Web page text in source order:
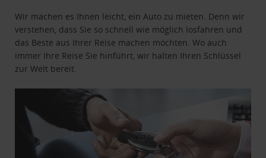
Wir machen es Ihnen leicht, ein Auto zu mieten. Denn wir
verstehen, dass Sie so schnell wie möglich losfahren und
das Beste aus Ihrer Reise machen möchten. Wo auch
immer Ihre Reise Sie hinführt, wir halten Ihren Schlüssel
zur Welt bereit.